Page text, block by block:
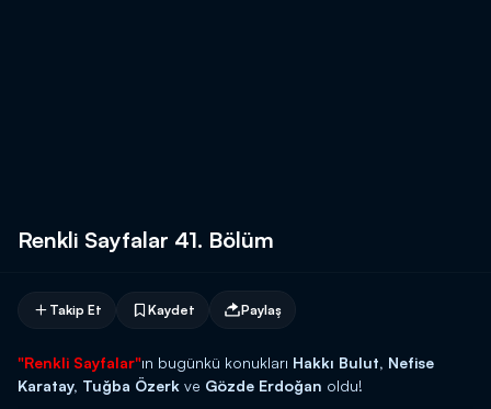
Renkli Sayfalar 41. Bölüm
Takip Et Kaydet Paylaş
"Renkli Sayfalar"ın bugünkü konukları Hakkı Bulut, Nefise
Karatay, Tuğba Özerk ve Gözde Erdoğan oldu!